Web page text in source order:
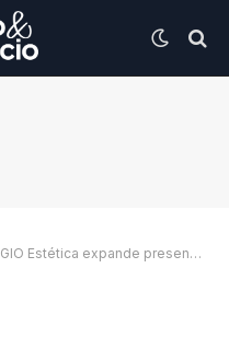
GIO Estética expande presença no Brasil com Carla Sarni